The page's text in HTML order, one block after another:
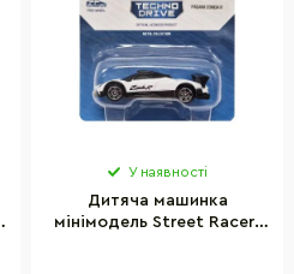
У наявності
Дитяча машинка
мінімодель Street Racers